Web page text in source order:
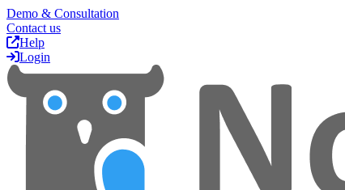
Demo & Consultation
Contact us
Help
Login